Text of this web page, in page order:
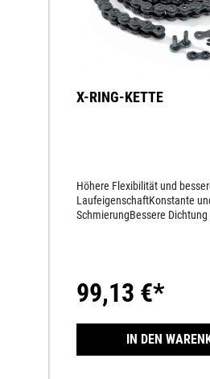
X-RING-KETTE
Höhere Flexibilität und
LaufeigenschaftKonstante
SchmierungBessere
99,13 €*
IN DEN